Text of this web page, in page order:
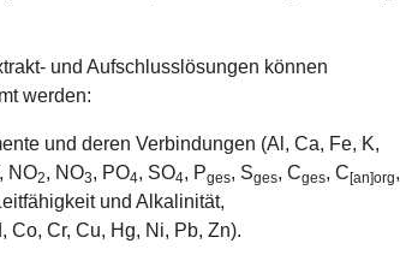
und Aufschlusslösungen können
werden:
und deren Verbindungen (Al, Ca, Fe, K,
NO2, NO3, PO4, SO4, Pges, Sges, Cges, C [an]org,
und Alkalinität,
Co, Cr, Cu, Hg, Ni, Pb, Zn).